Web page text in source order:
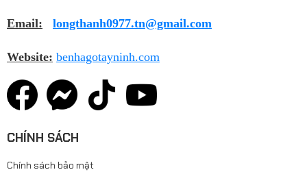
Email: longthanh0977.tn@gmail.com
Website: benhagotayninh.com
CHÍNH SÁCH
Chính sách bảo mật